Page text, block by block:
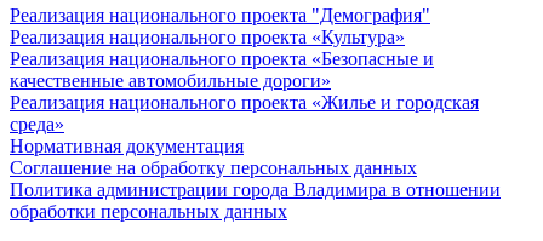
Реализация национального проекта "Демография"
Реализация национального проекта «Культура»
Реализация национального проекта «Безопасные и
качественные автомобильные дороги»
Реализация национального проекта «Жилье и городская
среда»
Нормативная документация
Соглашение на обработку персональных данных
Политика администрации города Владимира в отношении
обработки персональных данных